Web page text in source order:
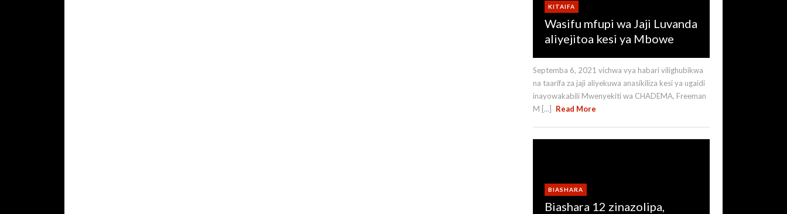
KITAIFA
Wasifu mfupi wa Jaji Luvanda
aliyejitoa kesi ya Mbowe
Septemba 6, 2021 vichwa vya habari vilighubikwa
na taarifa za jaji aliyekuwa anasikiliza kesi ya ugaidi
inayowakabili Mwenyekiti wa CHADEMA, Freeman
M [...]
Read More
BIASHARA
Biashara 12 zinazolipa,